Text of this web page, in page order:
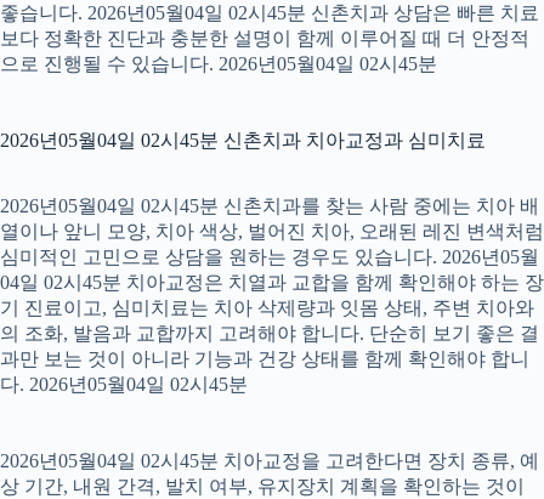
좋습니다. 2026년05월04일 02시45분 신촌치과 상담은 빠른 치료
보다 정확한 진단과 충분한 설명이 함께 이루어질 때 더 안정적
으로 진행될 수 있습니다. 2026년05월04일 02시45분
2026년05월04일 02시45분 신촌치과 치아교정과 심미치료
2026년05월04일 02시45분 신촌치과를 찾는 사람 중에는 치아 배
열이나 앞니 모양, 치아 색상, 벌어진 치아, 오래된 레진 변색처럼
심미적인 고민으로 상담을 원하는 경우도 있습니다. 2026년05월
04일 02시45분 치아교정은 치열과 교합을 함께 확인해야 하는 장
기 진료이고, 심미치료는 치아 삭제량과 잇몸 상태, 주변 치아와
의 조화, 발음과 교합까지 고려해야 합니다. 단순히 보기 좋은 결
과만 보는 것이 아니라 기능과 건강 상태를 함께 확인해야 합니
다. 2026년05월04일 02시45분
2026년05월04일 02시45분 치아교정을 고려한다면 장치 종류, 예
상 기간, 내원 간격, 발치 여부, 유지장치 계획을 확인하는 것이